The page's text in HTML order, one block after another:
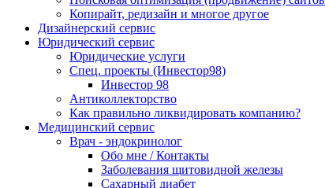
Копирайт, редизайн и многое другое
Дизайнерский сервис
Юридический сервис
Юридические услуги
Спец. проекты (Инвестор98)
Инвестор 98
Антиколлекторство
Как правильно ликвидировать компанию?
Медицинский сервис
Врач - эндокринолог
Обо мне / Контакты
Заболевания щитовидной железы
Сахарный диабет